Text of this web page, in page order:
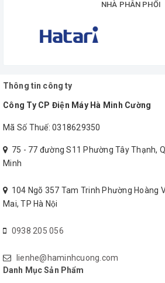
NHÀ PHÂN PHỐI
Thông tin công ty
Công Ty CP Điện Máy Hà Minh Cường
Mã Số Thuế: 0318629350
75 - 77 đường S11 Phường Tây Thạnh,
Minh
104 Ngõ 357 Tam Trinh Phường Hoàng
Mai, TP Hà Nội
0938 205 056
lienhe@haminhcuong.com
Danh Mục Sản Phẩm